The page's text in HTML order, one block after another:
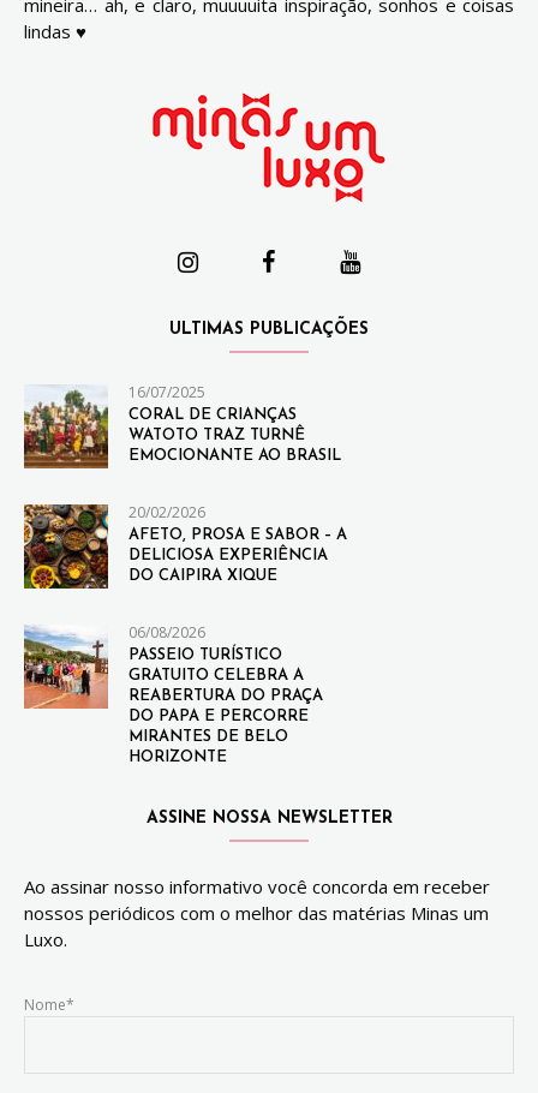
mineira… ah, e claro, muuuuita inspiração, sonhos e coisas
lindas ♥
ULTIMAS PUBLICAÇÕES
16/07/2025
CORAL DE CRIANÇAS
WATOTO TRAZ TURNÊ
EMOCIONANTE AO BRASIL
20/02/2026
AFETO, PROSA E SABOR – A
DELICIOSA EXPERIÊNCIA
DO CAIPIRA XIQUE
06/08/2026
PASSEIO TURÍSTICO
GRATUITO CELEBRA A
REABERTURA DO PRAÇA
DO PAPA E PERCORRE
MIRANTES DE BELO
HORIZONTE
ASSINE NOSSA NEWSLETTER
Ao assinar nosso informativo você concorda em receber
nossos periódicos com o melhor das matérias Minas um
Luxo.
Nome*